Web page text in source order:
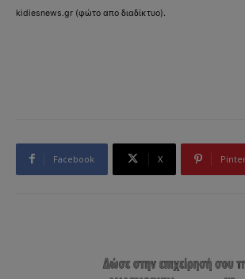
kidiesnews.gr (φώτο απο διαδίκτυο).
Facebook X